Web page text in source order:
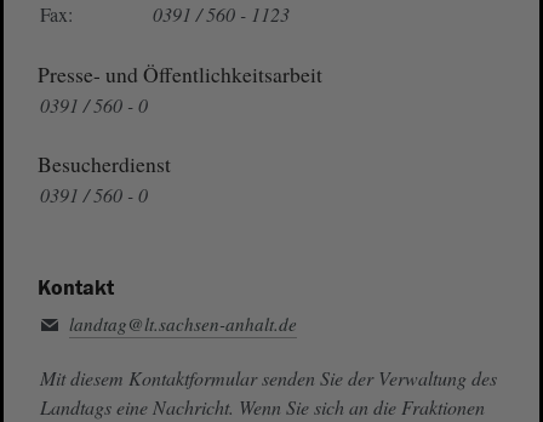
Fax:
0391 / 560 - 1123
Presse- und Öffentlichkeitsarbeit
0391 / 560 - 0
Besucherdienst
0391 / 560 - 0
Kontakt
landtag@lt.sachsen-anhalt.de
Mit diesem Kontaktformular senden Sie der Verwaltung des
Landtags eine Nachricht. Wenn Sie sich an die Fraktionen